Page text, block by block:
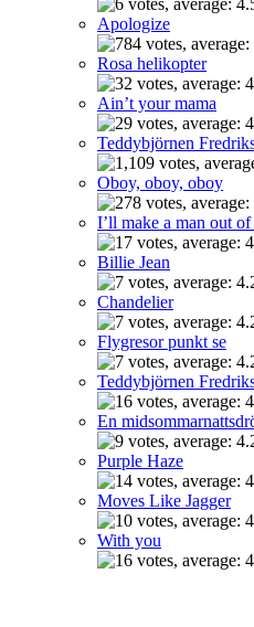
Apologize
Rosa helikopter
Ain’t your mama
Teddybjörnen
Oboy, oboy, oboy
I’ll make a man out
Billie Jean
Chandelier
Flygresor punkt se
Teddybjörnen
En
Purple Haze
Moves Like Jagger
With you